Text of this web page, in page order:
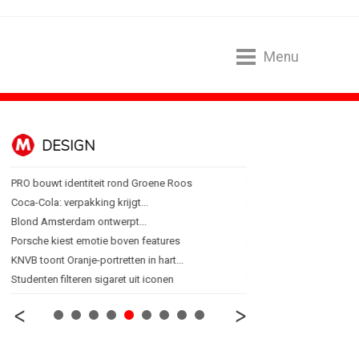
Menu
DESIGN
PRO bouwt identiteit rond Groene Roos
Coca-Cola: verpakking krijgt...
Blond Amsterdam ontwerpt...
Porsche kiest emotie boven features
KNVB toont Oranje-portretten in hart...
Studenten filteren sigaret uit iconen